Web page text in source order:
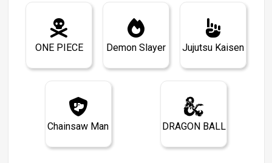
ONE PIECE Demon Slayer Jujutsu Kaisen
Chainsaw Man DRAGON BALL